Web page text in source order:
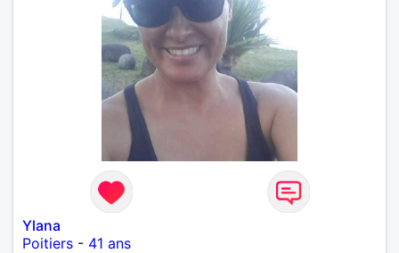
Ylana
Poitiers - 41 ans